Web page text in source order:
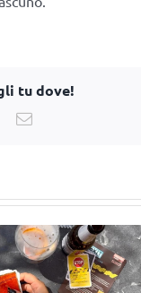
tu dove!
PinterestEmail